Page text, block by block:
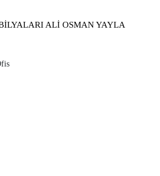
ALİ OSMAN YAYLA